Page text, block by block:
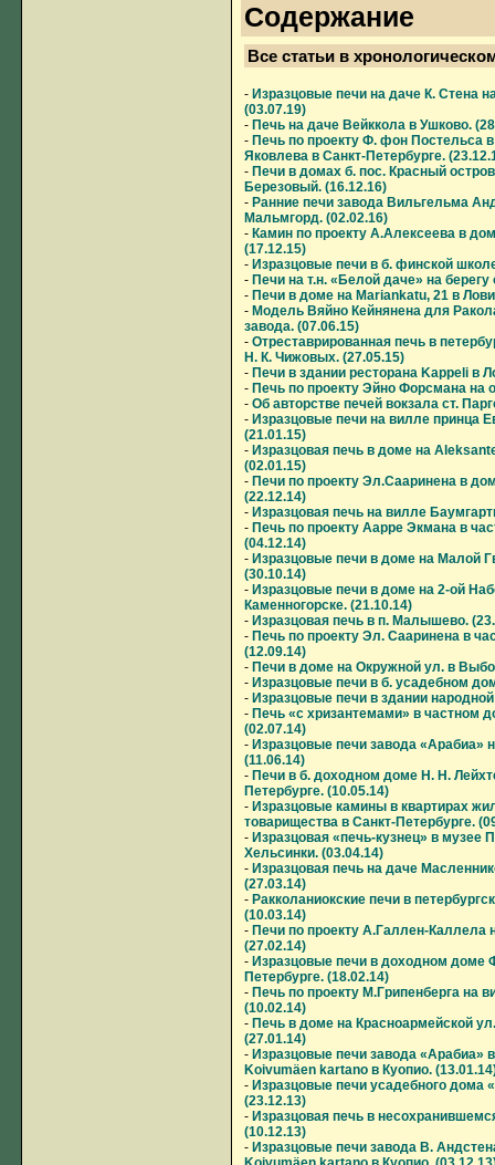
Содержание
Все статьи в
- Изразцовые печи на даче К. Стена
(03.07.19)
- Печь на даче Вейккола в Ушково.
- Печь по проекту Ф. фон Постельса
Яковлева в Санкт-Петербурге.
- Печи в домах б. пос. Красный
Березовый. (16.12.16)
- Ранние печи завода Вильгельма
Мальмгорд. (02.02.16)
- Камин по проекту А.Алексеева в
(17.12.15)
- Изразцовые печи в б. финской
- Печи на т.н. «Белой даче» на
- Печи в доме на Mariankatu, 21 в
- Модель Вяйно Кейнянена для
завода. (07.06.15)
- Отреставрированная печь в
Н. К. Чижовых. (27.05.15)
- Печи в здании ресторана Kappeli в
- Печь по проекту Эйно Форсмана на
- Об авторстве печей вокзала ст.
- Изразцовые печи на вилле принца
(21.01.15)
- Изразцовая печь в доме на
(02.01.15)
- Печи по проекту Эл.Сааринена в
(22.12.14)
- Изразцовая печь на вилле
- Печь по проекту Аарре Экмана в
(04.12.14)
- Изразцовые печи в доме на Малой
(30.10.14)
- Изразцовые печи в доме на 2-ой
Каменногорске. (21.10.14)
- Изразцовая печь в п. Малышево.
- Печь по проекту Эл. Сааринена в
(12.09.14)
- Печи в доме на Окружной ул. в
- Изразцовые печи в б. усадебном
- Изразцовые печи в здании
- Печь «с хризантемами» в частном
(02.07.14)
- Изразцовые печи завода «Арабиа»
(11.06.14)
- Печи в б. доходном доме Н. Н.
Петербурге. (10.05.14)
- Изразцовые камины в квартирах
товарищества в Санкт-Петербурге.
- Изразцовая «печь-кузнец» в музее
Хельсинки. (03.04.14)
- Изразцовая печь на даче
(27.03.14)
- Ракколаниокские печи в
(10.03.14)
- Печи по проекту А.Галлен-Каллела
(27.02.14)
- Изразцовые печи в доходном доме
Петербурге. (18.02.14)
- Печь по проекту М.Грипенберга на
(10.02.14)
- Печь в доме на Красноармейской
(27.01.14)
- Изразцовые печи завода «Арабиа»
Koivumäen kartano в Куопио.
- Изразцовые печи усадебного дома
(23.12.13)
- Изразцовая печь в
(10.12.13)
- Изразцовые печи завода В.